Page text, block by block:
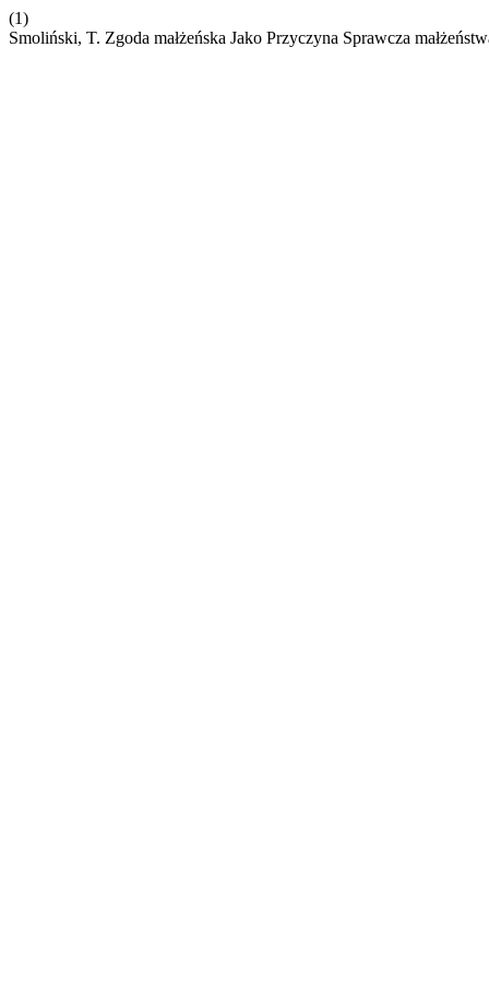
(1)
Smoliński, T. Zgoda małżeńska Jako Przyczyna Sprawcza